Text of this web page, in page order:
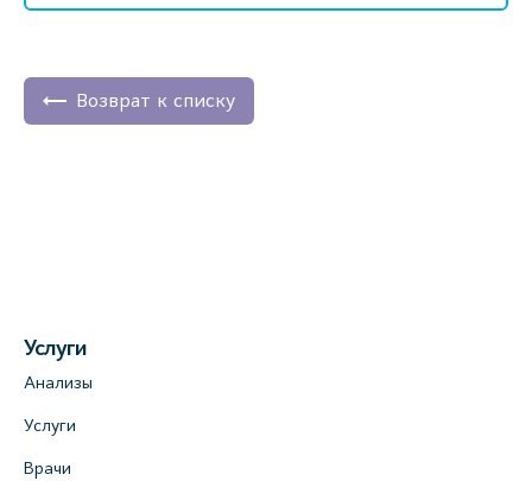
Возврат к списку
Услуги
Анализы
Услуги
Врачи